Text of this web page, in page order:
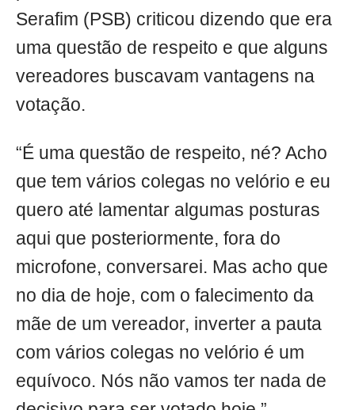
Serafim (PSB) criticou dizendo que era
uma questão de respeito e que alguns
vereadores buscavam vantagens na
votação.
“É uma questão de respeito, né? Acho
que tem vários colegas no velório e eu
quero até lamentar algumas posturas
aqui que posteriormente, fora do
microfone, conversarei. Mas acho que
no dia de hoje, com o falecimento da
mãe de um vereador, inverter a pauta
com vários colegas no velório é um
equívoco. Nós não vamos ter nada de